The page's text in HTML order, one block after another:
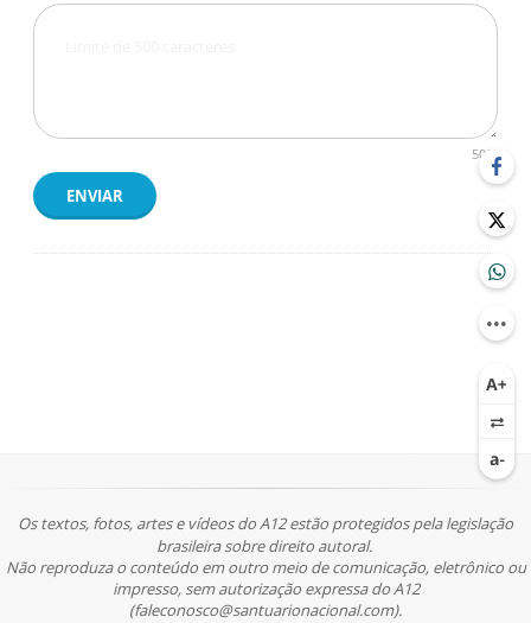
500
ENVIAR
Os textos, fotos, artes e vídeos do A12 estão protegidos pela legislação
brasileira sobre direito autoral.
Não reproduza o conteúdo em outro meio de comunicação, eletrônico ou
impresso, sem autorização expressa do A12
(faleconosco@santuarionacional.com).